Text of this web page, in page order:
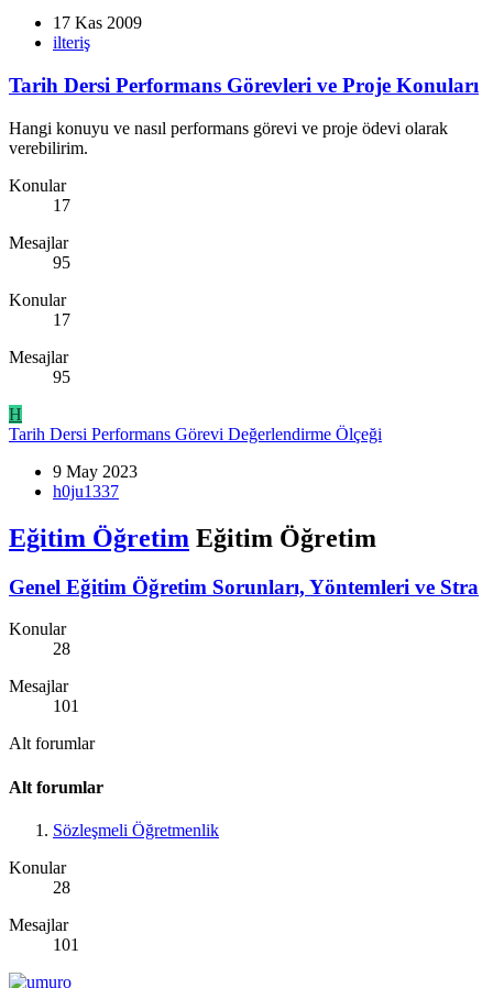
17 Kas 2009
ilteriş
Tarih Dersi Performans Görevleri ve Proje Konuları
Hangi konuyu ve nasıl performans görevi ve proje ödevi olarak
verebilirim.
Konular
17
Mesajlar
95
Konular
17
Mesajlar
95
H
Tarih Dersi Performans Görevi Değerlendirme Ölçeği
9 May 2023
h0ju1337
Eğitim Öğretim Eğitim Öğretim
Genel Eğitim Öğretim Sorunları, Yöntemleri ve Stra
Konular
28
Mesajlar
101
Alt forumlar
Alt forumlar
Sözleşmeli Öğretmenlik
Konular
28
Mesajlar
101